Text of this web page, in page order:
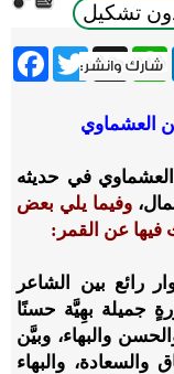
تشكيل
Twitter X
WhatsApp
العشماوي
العشماوي في حديثه
وفيما يلي بعض
فيها عن القمر:
رائع بين الشاعر
جميلة بهِيَّة حسنًا
والبهاء، وبيَّن
والسعادة، والبهاء